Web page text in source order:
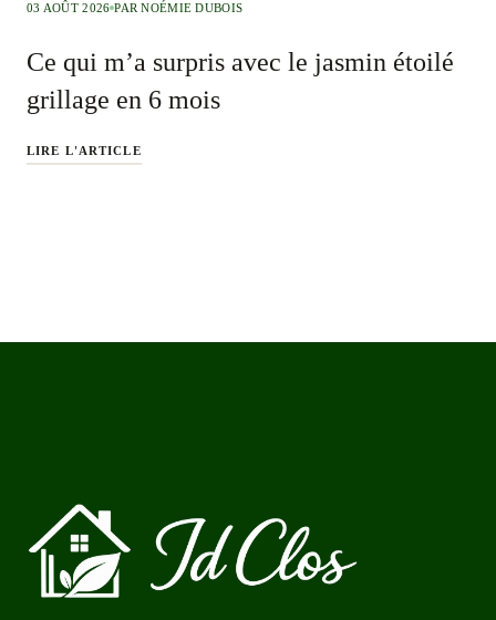
03 AOÛT 2026 PAR NOÉMIE DUBOIS
Ce qui m’a surpris avec le jasmin étoilé
grillage en 6 mois
LIRE L'ARTICLE